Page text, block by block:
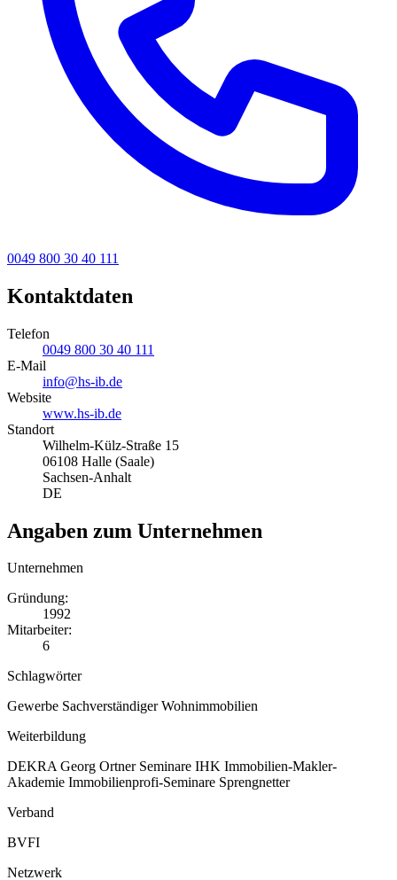
0049 800 30 40 111
Kontaktdaten
Telefon
0049 800 30 40 111
E-Mail
info@hs-ib.de
Website
www.hs-ib.de
Standort
Wilhelm-Külz-Straße 15
06108 Halle (Saale)
Sachsen-Anhalt
DE
Angaben zum Unternehmen
Unternehmen
Gründung:
1992
Mitarbeiter:
6
Schlagwörter
Gewerbe Sachverständiger Wohnimmobilien
Weiterbildung
DEKRA Georg Ortner Seminare IHK Immobilien-Makler-
Akademie Immobilienprofi-Seminare Sprengnetter
Verband
BVFI
Netzwerk